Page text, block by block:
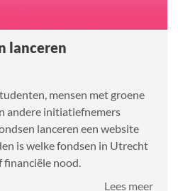
lanceren
mensen met groene
andere initiatiefnemers
lanceren een website
is welke fondsen in Utrecht
nood.
Lees meerover